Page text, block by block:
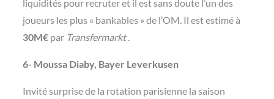
liquidités pour recruter et il est sans doute l’un des
joueurs les plus « bankables » de l’OM. Il est estimé à
30M€ par Transfermarkt.
6- Moussa Diaby, Bayer Leverkusen
Invité surprise de la rotation parisienne la saison